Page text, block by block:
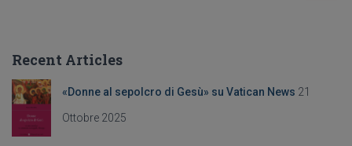
o
k
c
a
p
Recent Articles
«Donne al sepolcro di Gesù» su Vatican News 21
Ottobre 2025